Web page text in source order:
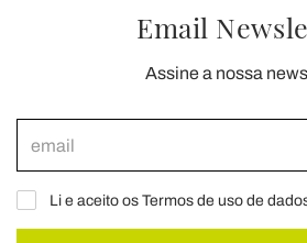
Email
Assine a nossa
Li e aceito os Termos de uso de